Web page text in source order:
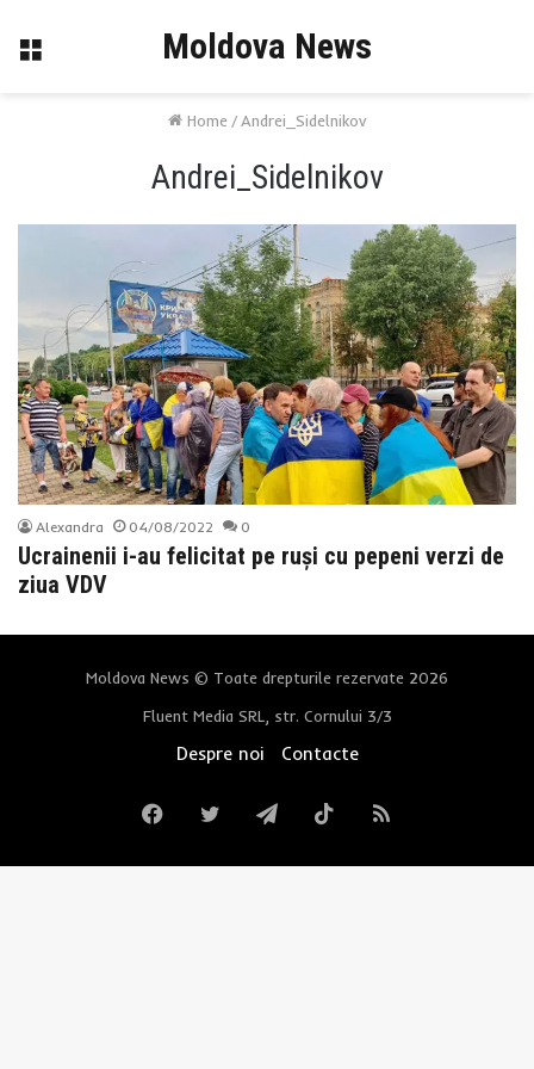
Menu Moldova News
Home / Andrei_Sidelnikov
Andrei_Sidelnikov
Alexandra 04/08/2022 0
Ucrainenii i-au felicitat pe ruși cu pepeni verzi de
ziua VDV
Moldova News © Toate drepturile rezervate 2026
Fluent Media SRL, str. Cornului 3/3
Despre noi Contacte
FacebookTwitterTelegramTikTokRSS